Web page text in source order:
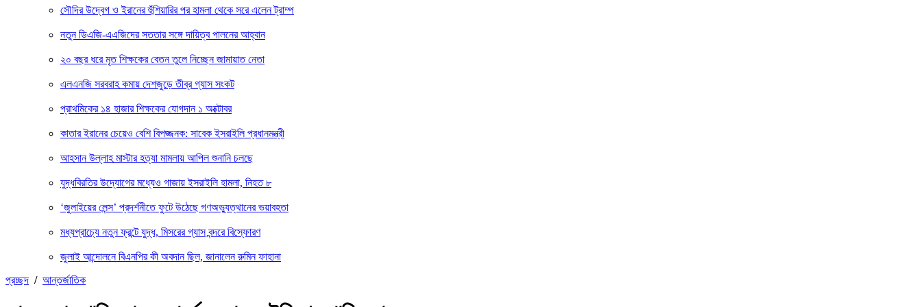
সৌদির উদ্বেগ ও ইরানের হুঁশিয়ারির পর হামলা থেকে সরে এলেন ট্রাম্প
নতুন ডিএজি-এএজিদের সততার সঙ্গে দায়িত্ব পালনের আহ্বান
২০ বছর ধরে মৃত শিক্ষকের বেতন তুলে নিচ্ছেন জামায়াত নেতা
এলএনজি সরবরাহ কমায় দেশজুড়ে তীব্র গ্যাস সংকট
প্রাথমিকের ১৪ হাজার শিক্ষকের যোগদান ১ অক্টোবর
কাতার ইরানের চেয়েও বেশি বিপজ্জনক: সাবেক ইসরাইলি প্রধানমন্ত্রী
আহসান উল্লাহ মাস্টার হত্যা মামলায় আপিল শুনানি চলছে
যুদ্ধবিরতির উদ্যোগের মধ্যেও গাজায় ইসরাইলি হামলা, নিহত ৮
‘জুলাইয়ের লেন্স’ প্রদর্শনীতে ফুটে উঠেছে গণঅভ্যুত্থানের ভয়াবহতা
মধ্যপ্রাচ্যে নতুন ফ্রন্টে যুদ্ধ, মিসরের গ্যাস বন্দরে বিস্ফোরণ
জুলাই আন্দোলনে বিএনপির কী অবদান ছিল, জানালেন রুমিন ফাহানা
প্রচ্ছদ / আন্তর্জাতিক